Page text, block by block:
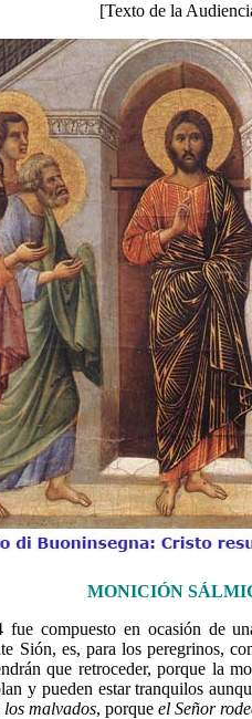
[Texto de la
MONICIÓN
fue compuesto en ocasión de
Sión, es, para los peregrinos,
que retroceder, porque la
y pueden estar tranquilos
los malvados, porque el Señor